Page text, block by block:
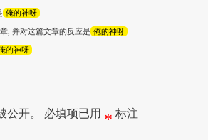
俺的神呀
, 并对这篇文章的反应是 俺的神呀
的神呀
公开。 必填项已用 * 标注